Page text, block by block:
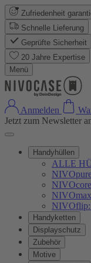
Zufriedenheit
Schnelle Lieferung
Geprüfte Sicherheit
20 Jahre Expertise
Menü
Anmelden
Jetzt zum Newsletter
Handyhüllen
ALLE
NIVOflip:
Handyketten
Displayschutz
Zubehör
Motive